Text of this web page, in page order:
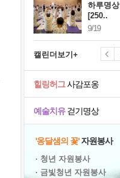
하루명상
[250..
9/19
캘린더보기+
예술치유걷기명상
힐링허그사감포옹
'옹달샘의 꽃'자원봉사
· 청년 자원봉사
· 금빛청년 자원봉사